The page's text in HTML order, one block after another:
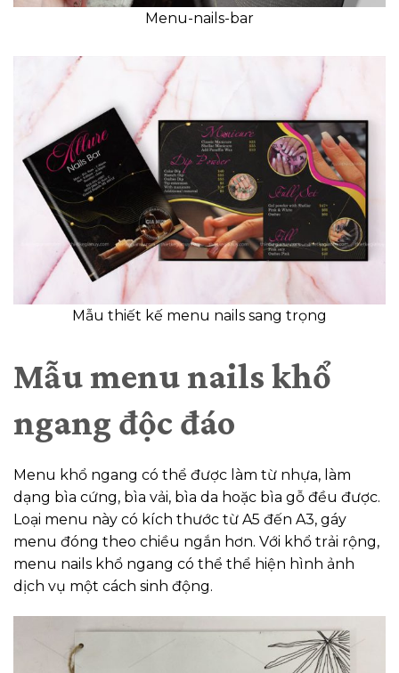
Menu-nails-bar
Mẫu thiết kế menu nails sang trọng
Mẫu menu nails khổ
ngang độc đáo
Menu khổ ngang có thể được làm từ nhựa, làm
dạng bìa cứng, bìa vải, bìa da hoặc bìa gỗ đều được.
Loại menu này có kích thước từ A5 đến A3, gáy
menu đóng theo chiều ngắn hơn. Với khổ trải rộng,
menu nails khổ ngang có thể thể hiện hình ảnh
dịch vụ một cách sinh động.